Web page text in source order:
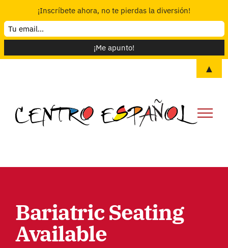
Bariatric Seating
Available
¡Inscríbete ahora, no te pierdas la diversión!
▲